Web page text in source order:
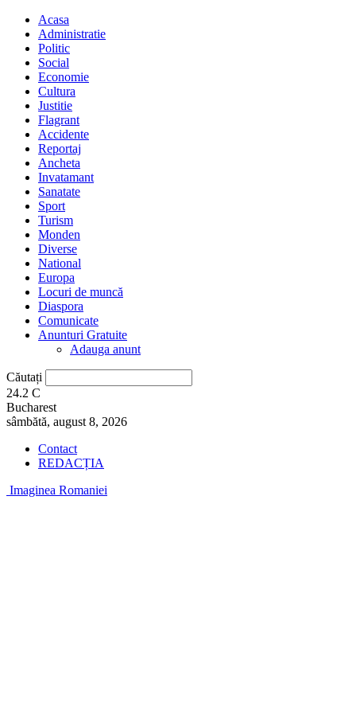
Acasa
Administratie
Politic
Social
Economie
Cultura
Justitie
Flagrant
Accidente
Reportaj
Ancheta
Invatamant
Sanatate
Sport
Turism
Monden
Diverse
National
Europa
Locuri de muncă
Diaspora
Comunicate
Anunturi Gratuite
Adauga anunt
Căutați
24.2 C
Bucharest
sâmbătă, august 8, 2026
Contact
REDACȚIA
Imaginea Romaniei